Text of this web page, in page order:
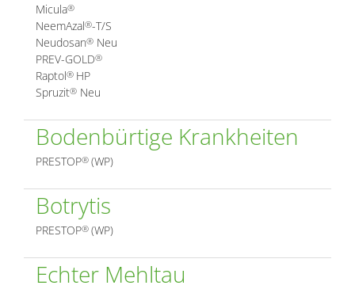
Micula®
NeemAzal®-T/S
Neudosan®Neu
PREV-GOLD®
Raptol® HP
Spruzit®Neu
Bodenbürtige Krankheiten
PRESTOP® (WP)
Botrytis
PRESTOP® (WP)
Echter Mehltau